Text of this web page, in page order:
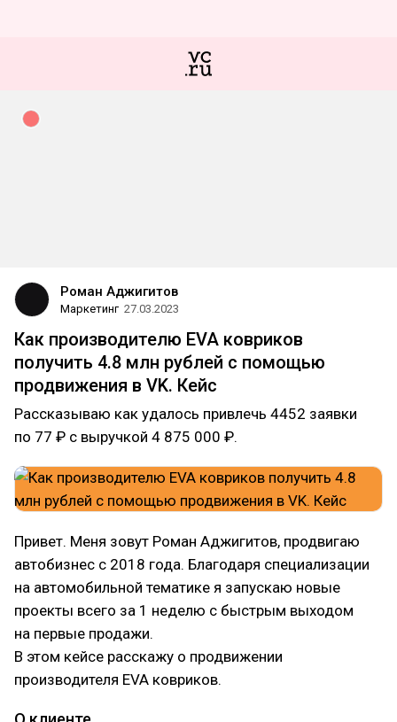
Роман Аджигитов
Маркетинг 27.03.2023
Как производителю EVA ковриков
получить 4.8 млн рублей с помощью
продвижения в VK. Кейс
Рассказываю как удалось привлечь 4452 заявки
по 77 ₽ с выручкой 4 875 000 ₽.
Привет. Меня зовут Роман Аджигитов, продвигаю
автобизнес с 2018 года. Благодаря специализации
на автомобильной тематике я запускаю новые
проекты всего за 1 неделю с быстрым выходом
на первые продажи.
В этом кейсе расскажу о продвижении
производителя EVA ковриков.